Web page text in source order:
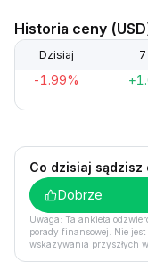
Historia ceny
Dzisiaj
-1.99%
Co dzisiaj sądzisz
Dobrze
Uwaga: Ta ankieta
porady finansowej. Nie
wskazywania przyszłych